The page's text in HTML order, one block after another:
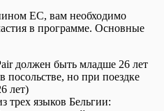
ЕС, вам необходимо
в программе. Основные
должен быть младше 26 лет
посольстве, но при поездке
лет)
трех языков Бельгии: